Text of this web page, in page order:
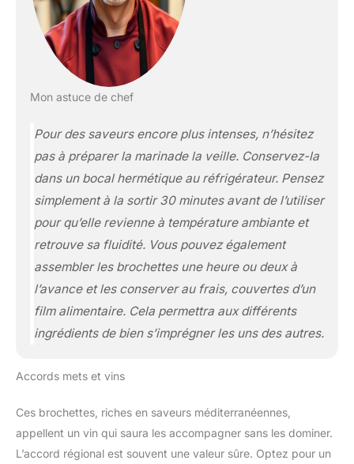
Mon astuce de chef
Pour des saveurs encore plus intenses, n’hésitez
pas à préparer la marinade la veille. Conservez-la
dans un bocal hermétique au réfrigérateur. Pensez
simplement à la sortir 30 minutes avant de l’utiliser
pour qu’elle revienne à température ambiante et
retrouve sa fluidité. Vous pouvez également
assembler les brochettes une heure ou deux à
l’avance et les conserver au frais, couvertes d’un
film alimentaire. Cela permettra aux différents
ingrédients de bien s’imprégner les uns des autres.
Accords mets et vins
Ces brochettes, riches en saveurs méditerranéennes,
appellent un vin qui saura les accompagner sans les dominer.
L’accord régional est souvent une valeur sûre. Optez pour un